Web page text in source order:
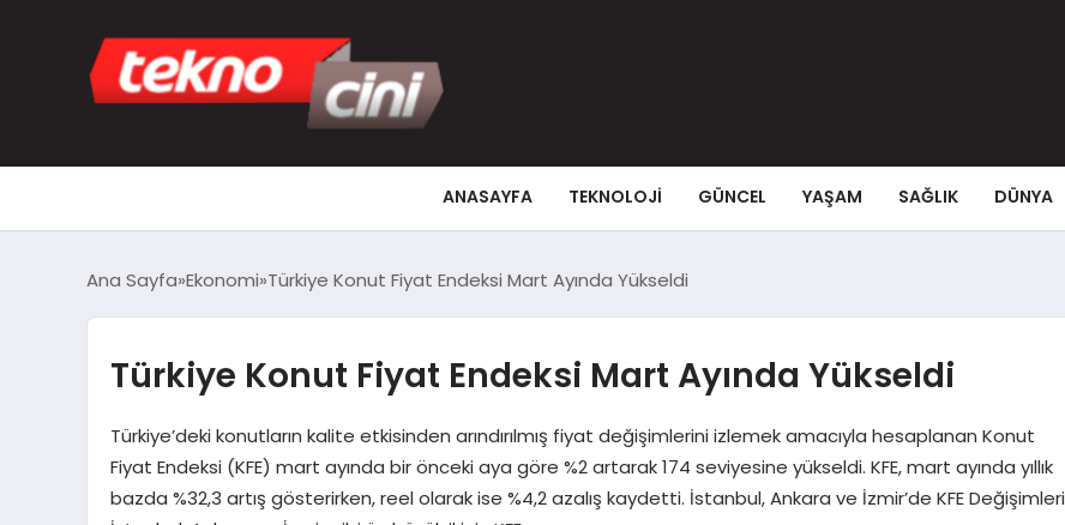
ANASAYFA TEKNOLOJI GÜNCEL YAŞAM SAĞLIK DÜNYA
Ana Sayfa Ekonomi Türkiye Konut Fiyat Endeksi Mart Ayında Yükseldi
Türkiye Konut Fiyat Endeksi Mart Ayında Yükseldi
Türkiye’deki konutların kalite etkisinden arındırılmış fiyat değişimlerini izlemek amacıyla hesaplanan Konut
Fiyat Endeksi (KFE) mart ayında bir önceki aya göre %2 artarak 174 seviyesine yükseldi. KFE, mart ayında yıllık
bazda %32,3 artış gösterirken, reel olarak ise %4,2 azalış kaydetti. İstanbul, Ankara ve İzmir’de KFE Değişimleri